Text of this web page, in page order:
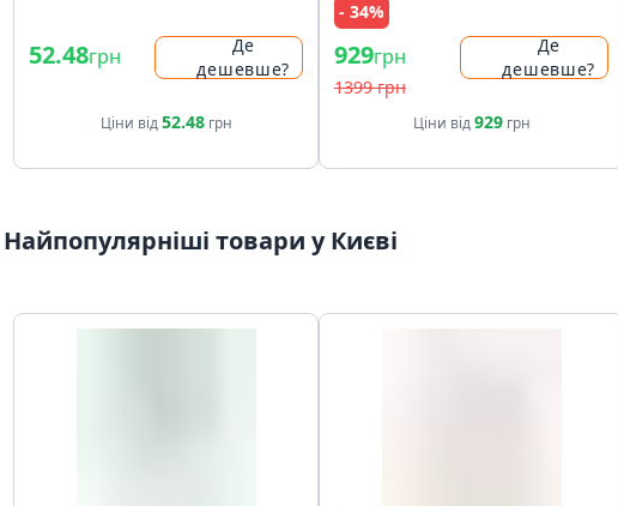
52.48грн
Де
дешевше?
Ціни від52.48грн
- 34%
929грн
1399 грн
Де
дешевше?
Ціни від929грн
Найпопулярніші товари у Києві